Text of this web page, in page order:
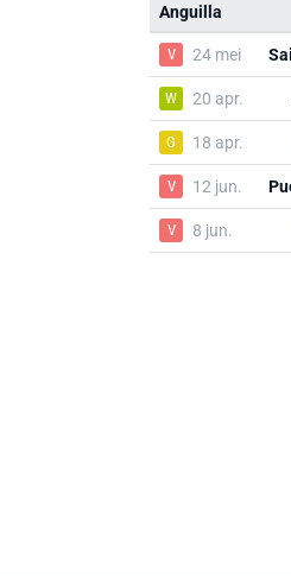
Anguilla
V 24 mei
W 20 apr.
G 18 apr.
V 12 jun.
V 8 jun.